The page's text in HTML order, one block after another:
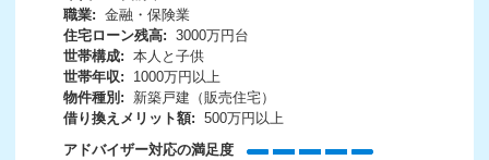
職業: 金融・保険業
住宅ローン残高: 3000万円台
世帯構成: 本人と子供
世帯年収:
1000万円以上
物件種別:
新築戸建（販売住宅）
借り換えメリット額: 500万円以上
アドバイザー対応の満足度